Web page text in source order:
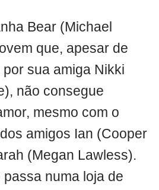
Bear (Michael
que, apesar de
sua amiga Nikki
não consegue
mesmo com o
amigos Ian (Cooper
(Megan Lawless).
passa numa loja de